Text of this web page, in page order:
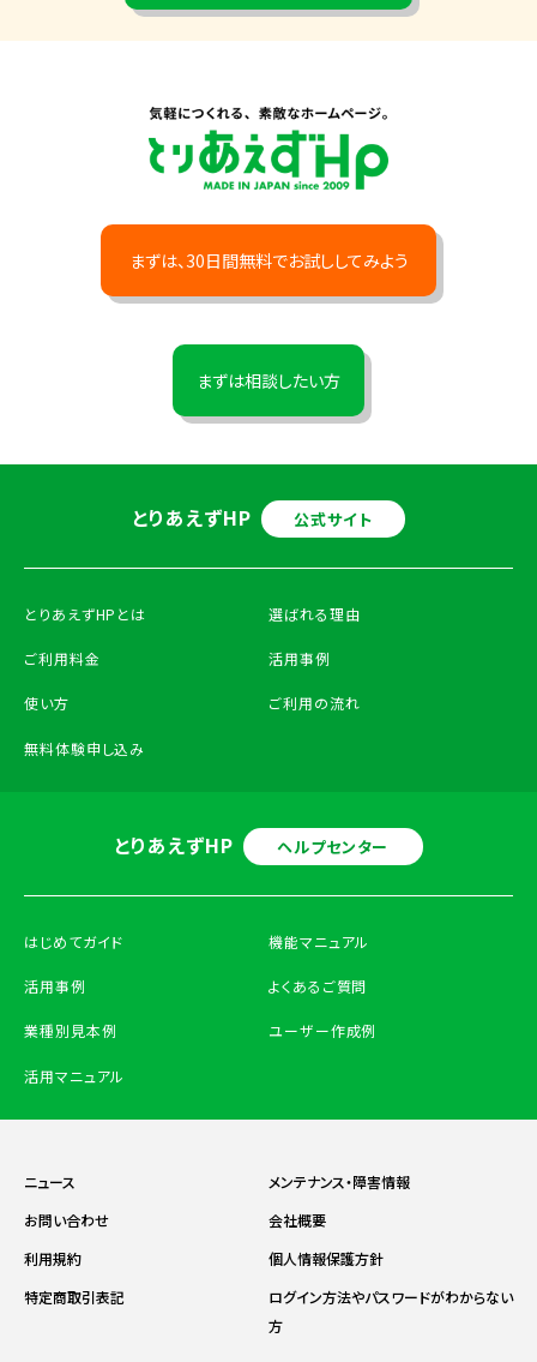
まずは、30日間無料でお試ししてみよう
まずは相談したい方
とりあえずHP 公式サイト
とりあえずHPとは
ご利用料金
使い方
選ばれる理由
活用事例
ご利用の流れ
無料体験申し込み
とりあえずHP ヘルプセンター
はじめてガイド
活用事例
業種別見本例
機能マニュアル
よくあるご質問
ユーザー作成例
活用マニュアル
ニュース
メンテナンス・障害情報
お問い合わせ
会社概要
利用規約
個人情報保護方針
特定商取引表記
ログイン方法やパスワードがわからない
方